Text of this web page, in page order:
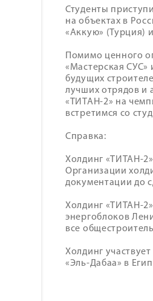
Студенты
на объектах в
«Аккую» (Турция)
Помимо ценного
«Мастерская
будущих
лучших отрядов и
«ТИТАН-2» на
встретимся со
Справка:
Холдинг «ТИТАН-
Организации
документации до
Холдинг «ТИТАН-
энергоблоков
все
Холдинг
«Эль-Дабаа» в